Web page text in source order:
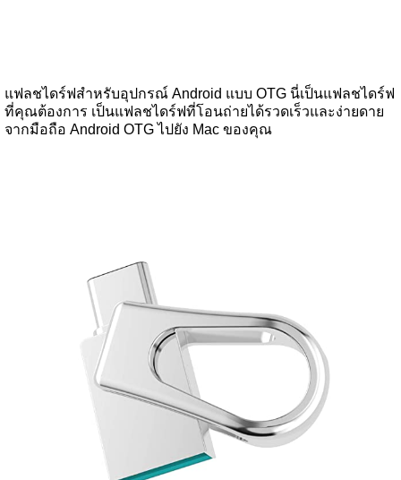
แฟลชไดร์ฟสำหรับอุปกรณ์ Android แบบ OTG นี่เป็นแฟลชไดร์ฟ
ที่คุณต้องการ เป็นแฟลชไดร์ฟที่โอนถ่ายได้รวดเร็วและง่ายดาย
จากมือถือ Android OTG ไปยัง Mac ของคุณ